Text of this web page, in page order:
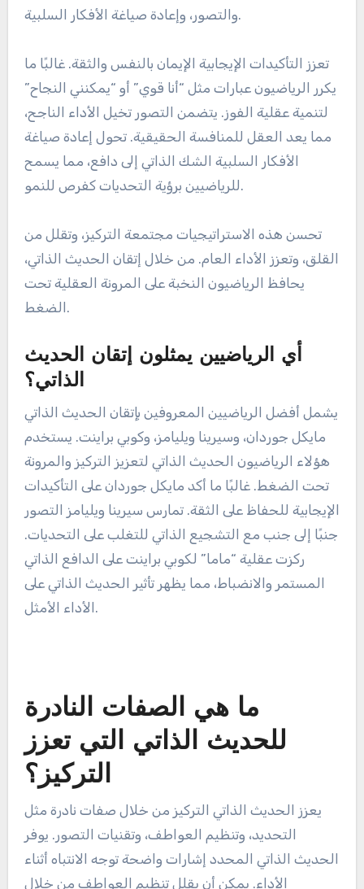
والتصور، وإعادة صياغة الأفكار السلبية.
تعزز التأكيدات الإيجابية الإيمان بالنفس والثقة. غالبًا ما
يكرر الرياضيون عبارات مثل “أنا قوي” أو “يمكنني النجاح”
لتنمية عقلية الفوز. يتضمن التصور تخيل الأداء الناجح،
مما يعد العقل للمنافسة الحقيقية. تحول إعادة صياغة
الأفكار السلبية الشك الذاتي إلى دافع، مما يسمح
للرياضيين برؤية التحديات كفرص للنمو.
تحسن هذه الاستراتيجيات مجتمعة التركيز، وتقلل من
القلق، وتعزز الأداء العام. من خلال إتقان الحديث الذاتي،
يحافظ الرياضيون النخبة على المرونة العقلية تحت
الضغط.
أي الرياضيين يمثلون إتقان الحديث
الذاتي؟
يشمل أفضل الرياضيين المعروفين بإتقان الحديث الذاتي
مايكل جوردان، وسيرينا ويليامز، وكوبي براينت. يستخدم
هؤلاء الرياضيون الحديث الذاتي لتعزيز التركيز والمرونة
تحت الضغط. غالبًا ما أكد مايكل جوردان على التأكيدات
الإيجابية للحفاظ على الثقة. تمارس سيرينا ويليامز التصور
جنبًا إلى جنب مع التشجيع الذاتي للتغلب على التحديات.
ركزت عقلية “ماما” لكوبي براينت على الدافع الذاتي
المستمر والانضباط، مما يظهر تأثير الحديث الذاتي على
الأداء الأمثل.
ما هي الصفات النادرة